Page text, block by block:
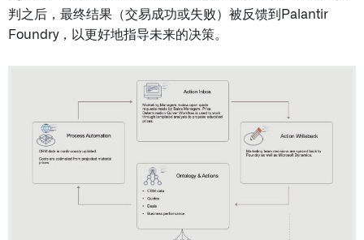
判之后，最终结果（交易成功或失败）被反馈到Palantir
Foundry，以更好地指导未来的决策。